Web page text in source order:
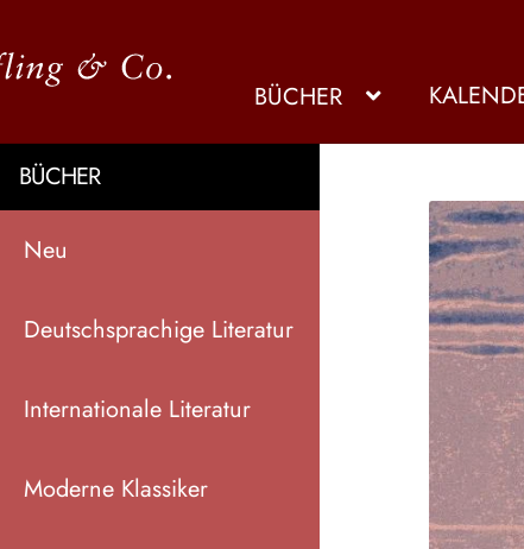
BÜCHER
BÜCHER
Neu
Deutschsprachige Literatur
Internationale Literatur
Moderne Klassiker